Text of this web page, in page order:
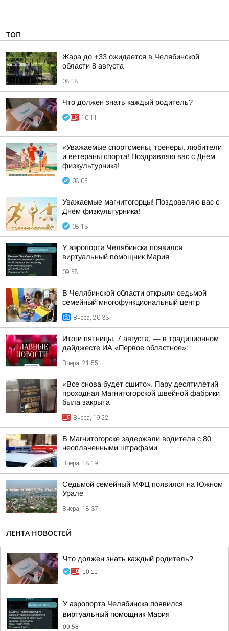
ТОП
Жара до +33 ожидается в Челябинской
области 8 августа
08:18
Что должен знать каждый родитель?
10:11
«Уважаемые спортсмены, тренеры, любители
и ветераны спорта! Поздравляю вас с Днем
физкультурника!
08:05
Уважаемые магнитогорцы! Поздравляю вас с
Днём физкультурника!
08:13
У аэропорта Челябинска появился
виртуальный помощник Мария
09:58
В Челябинской области открыли седьмой
семейный многофункциональный центр
Вчера, 20:33
Итоги пятницы, 7 августа, — в традиционном
дайджесте ИА «Первое областное»:
Вчера, 21:55
«Все снова будет сшито». Пару десятилетий
проходная Магнитогорской швейной фабрики
была закрыта
Вчера, 19:22
В Магнитогорске задержали водителя с 80
неоплаченными штрафами
Вчера, 18:19
Седьмой семейный МФЦ появился на Южном
Урале
Вчера, 18:37
ЛЕНТА НОВОСТЕЙ
Что должен знать каждый родитель?
10:11
У аэропорта Челябинска появился
виртуальный помощник Мария
09:58